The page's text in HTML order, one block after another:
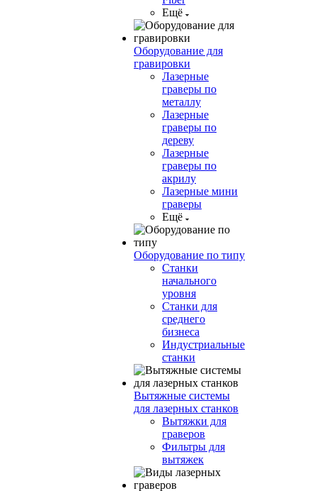
Ещё
Оборудование для
гравировки
Лазерные
граверы по
металлу
Лазерные
граверы по
дереву
Лазерные
граверы по
акрилу
Лазерные мини
граверы
Ещё
Оборудование по типу
Cтанки
начального
уровня
Станки для
среднего
бизнеса
Индустриальные
станки
Вытяжные системы
для лазерных станков
Вытяжки для
граверов
Фильтры для
вытяжек